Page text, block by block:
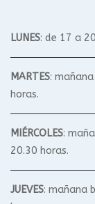
LUNES: de 17 a
MARTES:
horas.
MIÉRCOLES:
20.30 horas.
JUEVES: mañana